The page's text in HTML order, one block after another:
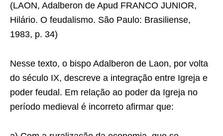
(LAON, Adalberon de Apud FRANCO JUNIOR,
Hilário. O feudalismo. São Paulo: Brasiliense,
1983, p. 34)
Nesse texto, o bispo Adalberon de Laon, por volta
do século IX, descreve a integração entre Igreja e
poder feudal. Em relação ao poder da Igreja no
período medieval é incorreto afirmar que: